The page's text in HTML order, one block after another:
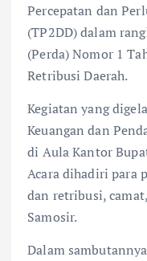
Percepatan dan
(TP2DD) dalam
(Perda) Nomor 1
Retribusi Daerah.
Kegiatan yang
Keuangan dan
di Aula Kantor
Acara dihadiri para
dan retribusi,
Samosir.
Dalam